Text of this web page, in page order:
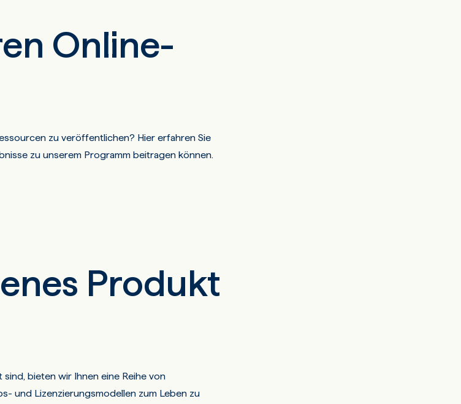
Online-
zu veröffentlichen? Hier erfahren Sie
zu unserem Programm beitragen können.
Produkt
bieten wir Ihnen eine Reihe von
und Lizenzierungsmodellen zum Leben zu